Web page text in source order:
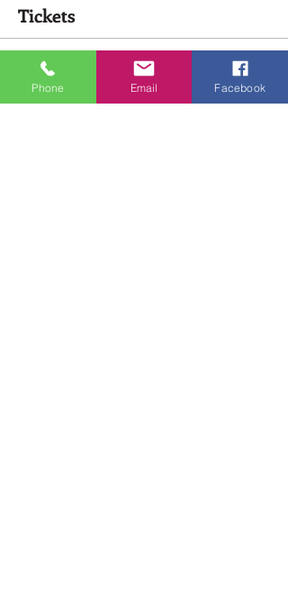
Tickets
Sale ended
Ticket type
Phone Email Facebook